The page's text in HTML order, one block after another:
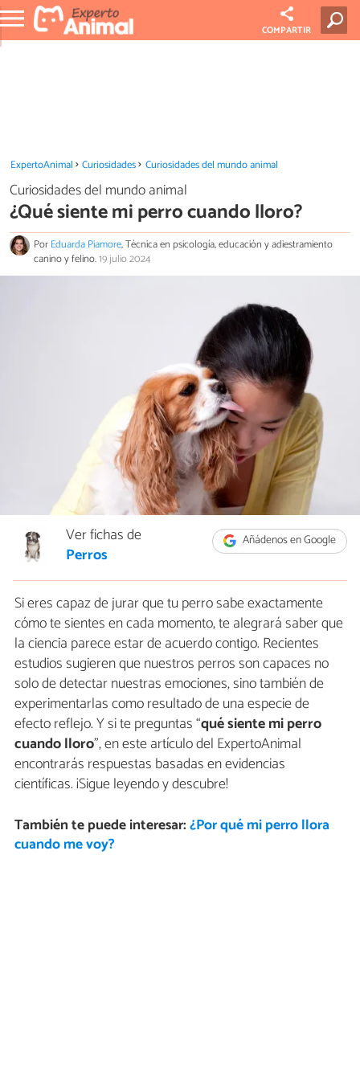
COMPARTIR
ExpertoAnimal Curiosidades Curiosidades del mundo animal
Curiosidades del mundo animal
¿Qué siente mi perro cuando lloro?
PorEduarda Piamore, Técnica en psicología, educación y adiestramiento
canino y felino.19 julio 2024
Añádenos en Google
Ver fichas de
Perros
Si eres capaz de jurar que tu perro sabe exactamente
cómo te sientes en cada momento, te alegrará saber que
la ciencia parece estar de acuerdo contigo. Recientes
estudios sugieren que nuestros perros son capaces no
solo de detectar nuestras emociones, sino también de
experimentarlas como resultado de una especie de
efecto reflejo. Y si te preguntas “qué siente mi perro
cuando lloro”,en este artículo del ExpertoAnimal
encontrarás respuestas basadas en evidencias
científicas. ¡Sigue leyendo y descubre!
También te puede interesar:¿Por qué mi perro llora
cuando me voy?